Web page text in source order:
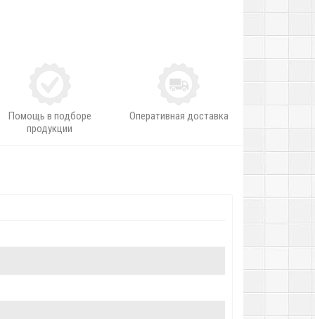
Помощь в подборе
продукции
Оперативная доставка